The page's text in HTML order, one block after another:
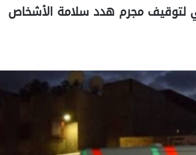
مجرم هدد سلامة الأشخاص